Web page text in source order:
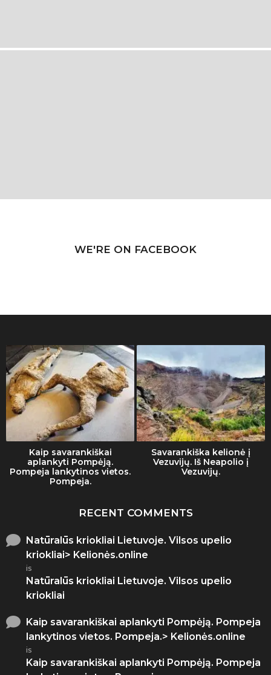
WE'RE ON FACEBOOK
Kaip savarankiškai
aplankyti Pompėją.
Pompeja lankytinos vietos.
Pompeja.
Savarankiška kelionė į
Vezuvijų. Iš Neapolio į
Vezuvijų.
RECENT COMMENTS
Natūralūs kriokliai Lietuvoje. Vilsos upelio
kriokliai> Kelionės.online
is
Natūralūs kriokliai Lietuvoje. Vilsos upelio
kriokliai
Kaip savarankiškai aplankyti Pompėją. Pompeja
lankytinos vietos. Pompeja.> Kelionės.online
is
Kaip savarankiškai aplankyti Pompėją. Pompeja